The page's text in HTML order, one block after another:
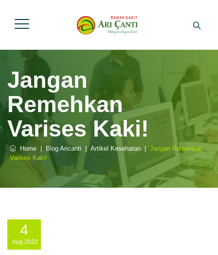
Jangan
Remehkan
Varises Kaki!
Home Blog Aricanti | Artikel Kesehatan
Jangan Remehkan
Varises Kaki!
4
Aug 2022